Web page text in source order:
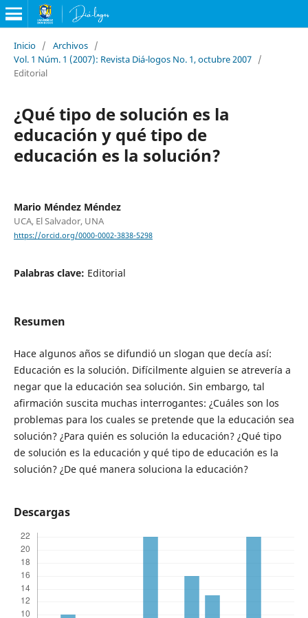
Inicio / Archivos /
Vol. 1 Núm. 1 (2007): Revista Diá-logos No. 1, octubre 2007 /
Editorial
¿Qué tipo de solución es la
educación y qué tipo de
educación es la solución?
Mario Méndez Méndez
UCA, El Salvador, UNA
https://orcid.org/0000-0002-3838-5298
Palabras clave: Editorial
Resumen
Hace algunos años se difundió un slogan que decía así:
Educación es la solución. Difícilmente alguien se atrevería a
negar que la educación sea solución. Sin embargo, tal
afirmación suscita muchas interrogantes: ¿Cuáles son los
problemas para los cuales se pretende que la educación sea
solución? ¿Para quién es solución la educación? ¿Qué tipo
de solución es la educación y qué tipo de educación es la
solución? ¿De qué manera soluciona la educación?
Descargas